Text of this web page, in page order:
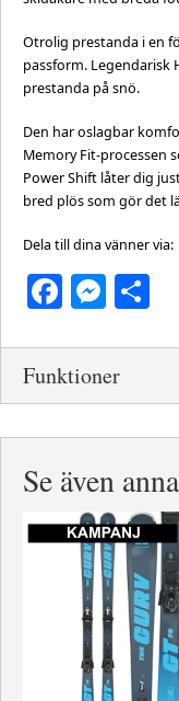
Otrolig prestanda i en
passform.
prestanda på snö.
Den har oslagbar
Memory Fit-processen
Power Shift låter dig
bred plös som gör det
Dela till dina vänner via:
Funktioner
Se även